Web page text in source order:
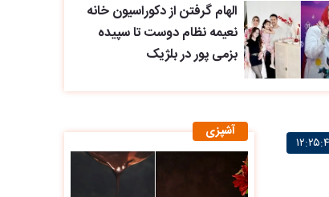
الهام گرفتن از دکوراسیون خانه
نعیمه نظام دوست تا سپیده
بزمی پور در بلژیک
آشپزی